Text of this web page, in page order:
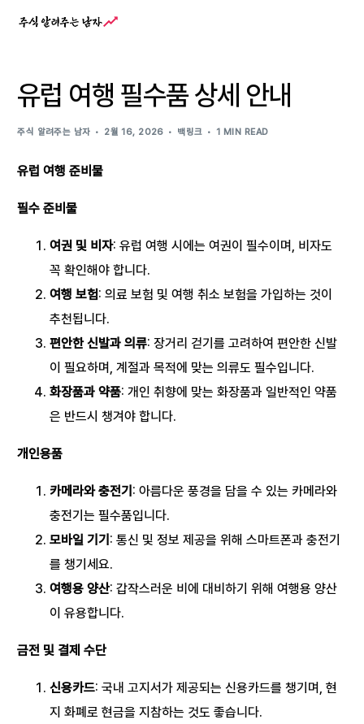
유럽 여행 필수품 상세 안내
주식 알려주는 남자 2월 16, 2026 백링크 1 MIN READ
유럽 여행 준비물
필수 준비물
여권 및 비자: 유럽 여행 시에는 여권이 필수이며, 비자도
꼭 확인해야 합니다.
여행 보험: 의료 보험 및 여행 취소 보험을 가입하는 것이
추천됩니다.
편안한 신발과 의류: 장거리 걷기를 고려하여 편안한 신발
이 필요하며, 계절과 목적에 맞는 의류도 필수입니다.
화장품과 약품: 개인 취향에 맞는 화장품과 일반적인 약품
은 반드시 챙겨야 합니다.
개인용품
카메라와 충전기 : 아름다운 풍경을 담을 수 있는 카메라와
충전기는 필수품입니다.
모바일 기기 : 통신 및 정보 제공을 위해 스마트폰과 충전기
를 챙기세요.
여행용 양산: 갑작스러운 비에 대비하기 위해 여행용 양산
이 유용합니다.
금전 및 결제 수단
신용카드: 국내 고지서가 제공되는 신용카드를 챙기며, 현
지 화폐로 현금을 지참하는 것도 좋습니다.